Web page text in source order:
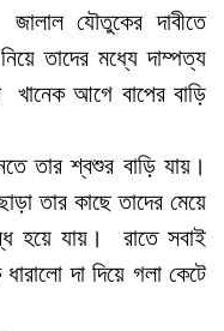
যৌতুকের দাবীতে
তাদের মধ্যে দাম্পত্য
খানেক আগে বাপের বাড়ি
তার শ্বশুর বাড়ি যায়।
তার কাছে তাদের মেয়ে
হয়ে যায়। রাতে সবাই
দা দিয়ে গলা কেটে